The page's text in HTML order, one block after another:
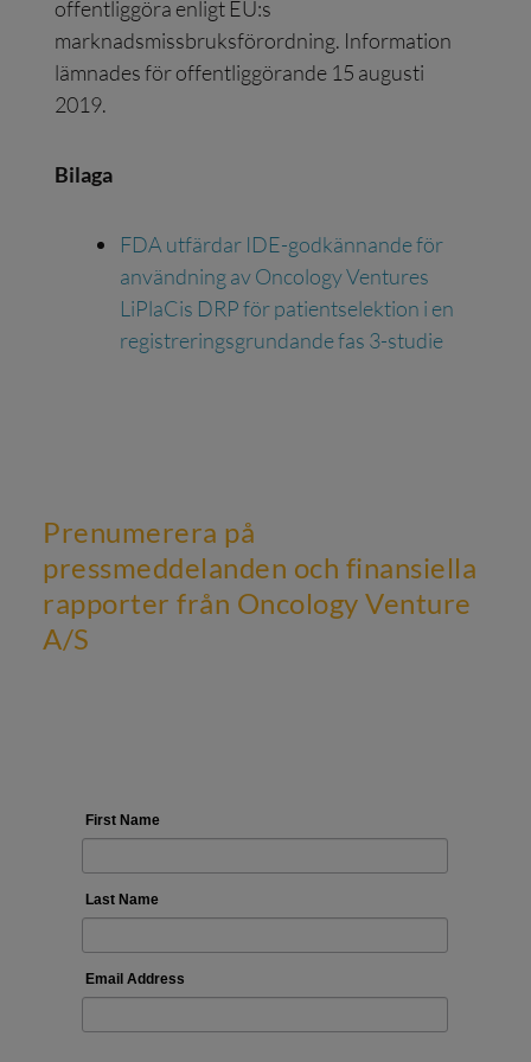
offentliggöra enligt EU:s
marknadsmissbruksförordning. Information
lämnades för offentliggörande 15 augusti
2019.
Bilaga
FDA utfärdar IDE-godkännande för
användning av Oncology Ventures
LiPlaCis DRP för patientselektion i en
registreringsgrundande fas 3-studie
Prenumerera på
pressmeddelanden och finansiella
rapporter från Oncology Venture
A/S